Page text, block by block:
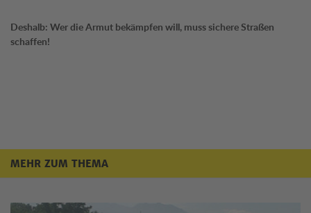
Deshalb: Wer die Armut bekämpfen will, muss sichere Straßen
schaffen!
MEHR ZUM THEMA